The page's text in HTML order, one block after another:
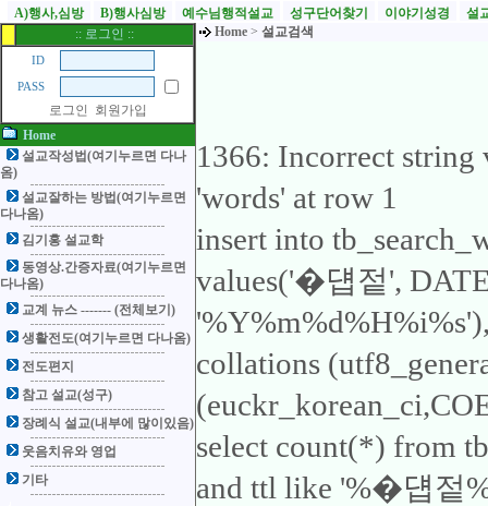
A)행사,심방
B)행사심방 예수님행적설교 성구단어찾기 이야기성경
설
:: 로그인 ::
ID
PASS
로그인
회원가입
Home
설교작성법(여기누르면 다나
옴)
설교잘하는 방법(여기누르면
다나옴)
김기홍 설교학
동영상.간증자료(여기누르면
다나옴)
교계 뉴스 ------- (전체보기)
생활전도(여기누르면 다나옴)
전도편지
참고 설교(성구)
장례식 설교(내부에 많이있음)
웃음치유와 영업
기타
Home > 설교검색
1366: Incorrect
'words' at row 1
insert into
values('�덉젙',
collations
select count(*) from
and ttl like '%�덉젙